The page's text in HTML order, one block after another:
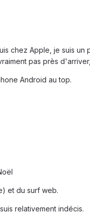
chez Apple, je suis un
pas près
Android au top.
et du surf web.
relativement indécis.